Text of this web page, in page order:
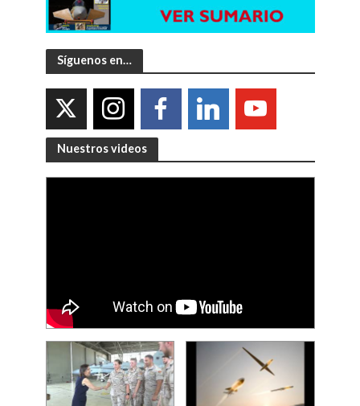
Síguenos en…
Nuestros videos